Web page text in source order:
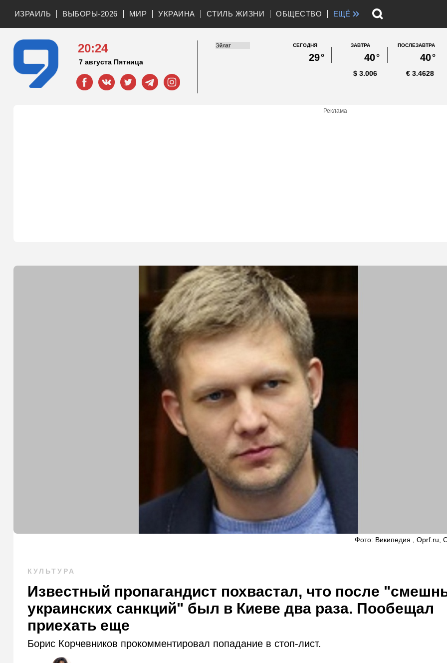
ИЗРАИЛЬ ВЫБОРЫ-2026 МИР УКРАИНА СТИЛЬ ЖИЗНИ ОБЩЕСТВО ЕЩЁ »
20:24
7 августа Пятница
СЕГОДНЯ
29°
ЗАВТРА
40°
ПОСЛЕЗАВТРА
40°
3.006
$ 3.4628
€
Реклама
Фото: Википедия , Oprf.ru,
КУЛЬТУРА
Известный пропагандист похвастал, что после
украинских санкций" был в Киеве два раза. Пообещал
приехать еще
Борис Корчевников прокомментировал попадание в стоп-лист.